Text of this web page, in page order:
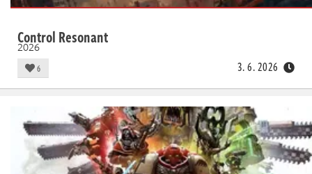
Control Resonant
2026
6 3. 6. 2026